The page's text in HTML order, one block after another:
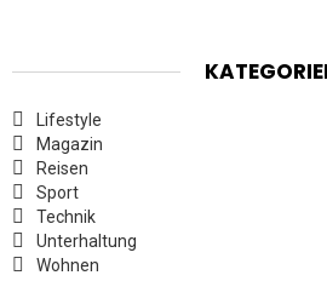
Lifestyle
Magazin
Reisen
Sport
Technik
Unterhaltung
Wohnen